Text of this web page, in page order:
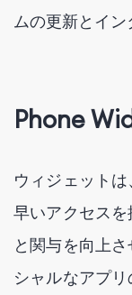
ムの更新とイン
Phone
ウィジェット
早いアクセス
と関与を向上
シャルなアプ